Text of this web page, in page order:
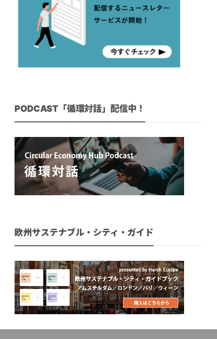
PODCAST「循環対話」配信中！
欧州サステナブル・シティ・ガイド